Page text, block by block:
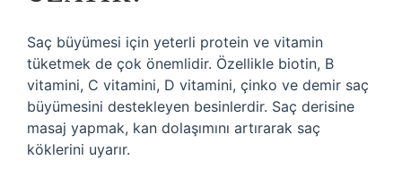
Saç büyümesi için yeterli protein ve vitamin
tüketmek de çok önemlidir. Özellikle biotin, B
vitamini, C vitamini, D vitamini, çinko ve demir saç
büyümesini destekleyen besinlerdir. Saç derisine
masaj yapmak, kan dolaşımını artırarak saç
köklerini uyarır.